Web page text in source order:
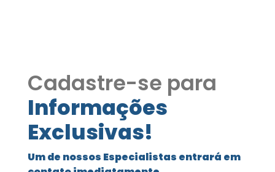
Cadastre-se para
Informações
Exclusivas!
Um de nossos Especialistas entrará em